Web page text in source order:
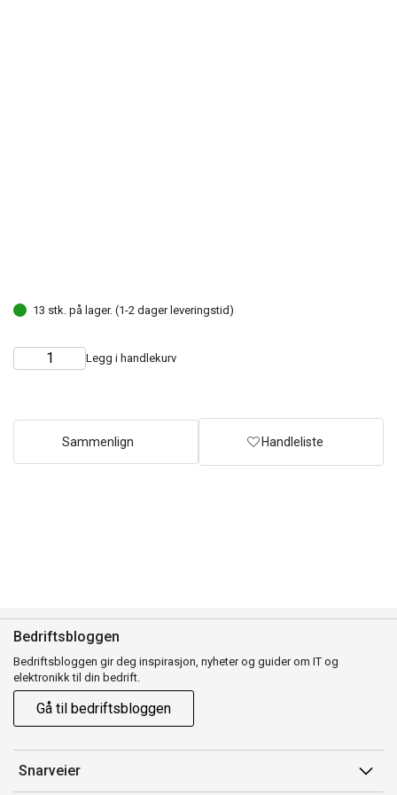
13 stk. på lager. (1-2 dager leveringstid)
Choose
Quantity Legg i handlekurv
Sammenlign Handleliste
Bedriftsbloggen
Bedriftsbloggen gir deg inspirasjon, nyheter og guider om IT og
elektronikk til din bedrift.
Gå til bedriftsbloggen
Snarveier